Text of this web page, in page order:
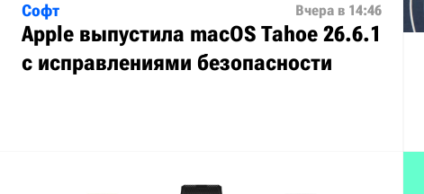
Софт Вчера в 14:46
Apple выпустила macOS Tahoe 26.6.1
с исправлениями безопасности